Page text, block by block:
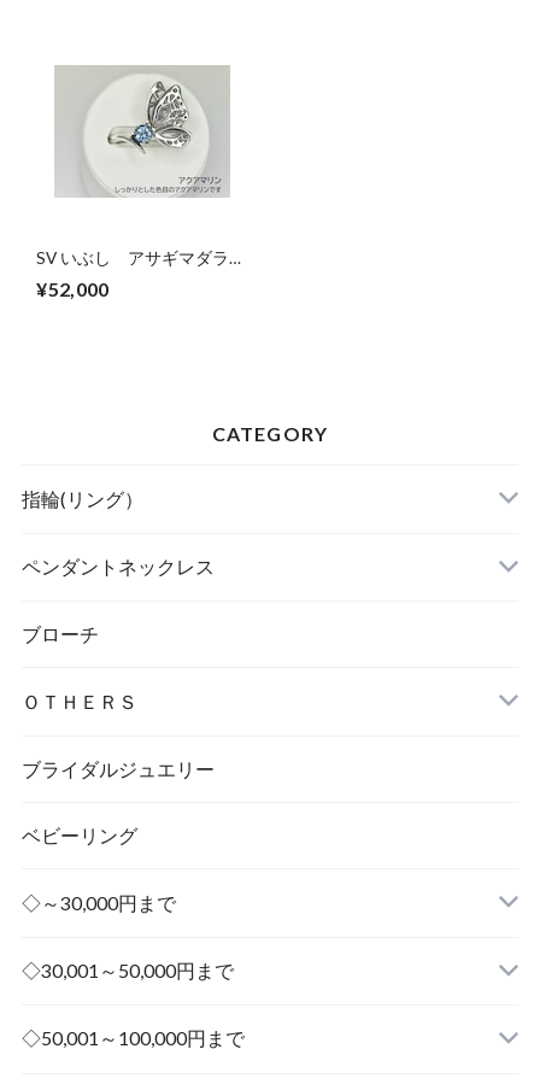
SV いぶし アサギマダラ
クアマリン
¥52,000
CATEGORY
指輪(リング）
ペンダントネックレス
ブローチ
ＯＴＨＥＲＳ
ブライダルジュエリー
ベビーリング
◇～30,000円まで
その他
◇30,001～50,000円まで
◇50,001～100,000円まで